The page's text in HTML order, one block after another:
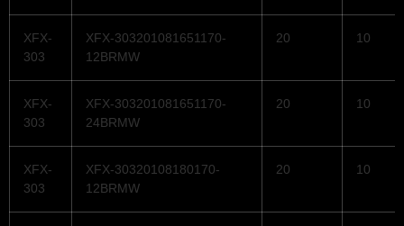
XFX-
303
XFX-303201081651170-
12BRMW
20 10
XFX-
303
XFX-303201081651170-
24BRMW
20 10
XFX-
303
XFX-30320108180170-
12BRMW
20 10